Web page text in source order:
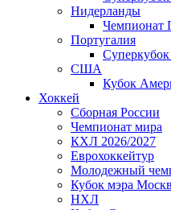
Нидерланды
Чемпионат
Португалия
США
Кубок
Хоккей
Сборная России
Чемпионат мира
КХЛ 2026/2027
Еврохоккейтур
Молодежный
Кубок мэра
НХЛ